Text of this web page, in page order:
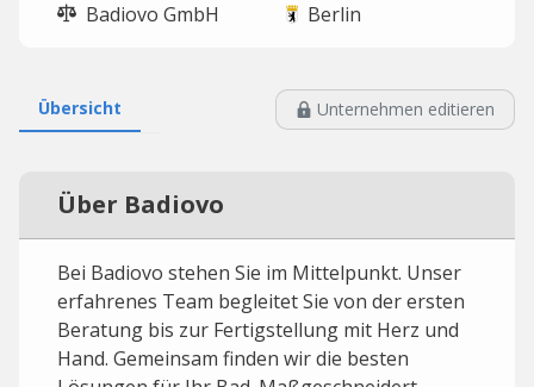
Badiovo GmbH Berlin
Übersicht Unternehmen editieren
Über Badiovo
Bei Badiovo stehen Sie im Mittelpunkt. Unser
erfahrenes Team begleitet Sie von der ersten
Beratung bis zur Fertigstellung mit Herz und
Hand. Gemeinsam finden wir die besten